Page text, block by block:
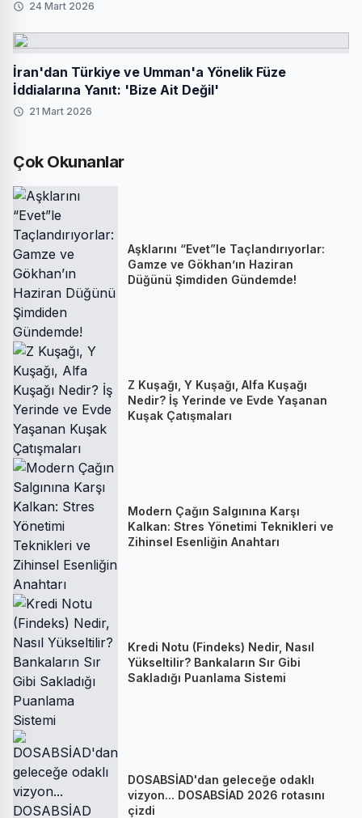
24 Mart 2026
İran'dan Türkiye ve Umman'a Yönelik Füze
İddialarına Yanıt: 'Bize Ait Değil'
21 Mart 2026
Çok Okunanlar
Aşklarını “Evet”le Taçlandırıyorlar:
Gamze ve Gökhan’ın Haziran
Düğünü Şimdiden Gündemde!
Z Kuşağı, Y Kuşağı, Alfa Kuşağı
Nedir? İş Yerinde ve Evde Yaşanan
Kuşak Çatışmaları
Modern Çağın Salgınına Karşı
Kalkan: Stres Yönetimi Teknikleri ve
Zihinsel Esenliğin Anahtarı
Kredi Notu (Findeks) Nedir, Nasıl
Yükseltilir? Bankaların Sır Gibi
Sakladığı Puanlama Sistemi
DOSABSİAD'dan geleceğe odaklı
vizyon... DOSABSİAD 2026 rotasını
çizdi